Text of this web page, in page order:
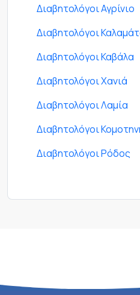
Διαβητολόγοι Αγρίνιο
Διαβητολόγοι
Διαβητολόγοι Καβάλα
Διαβητολόγοι Χανιά
Διαβητολόγοι Λαμία
Διαβητολόγοι
Διαβητολόγοι Ρόδος